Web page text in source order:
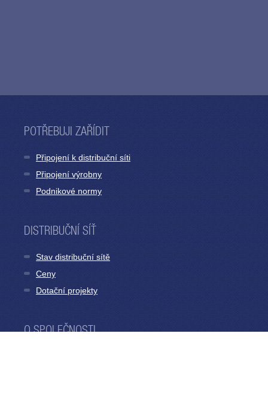
POTŘEBUJI ZAŘÍDIT
Připojení k distribuční síti
Připojení výrobny
Podnikové normy
DISTRIBUČNÍ SÍŤ
Stav distribuční sítě
Ceny
Dotační projekty
O SPOLEČNOSTI